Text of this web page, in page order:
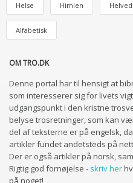
Helse Himlen
Alfabetisk
OM TRO.DK
Denne portal har til hensigt at
som interesserer sig for livets
udgangspunkt i den kristne
belyse trosretninger, som kan
del af teksterne er på engelsk,
artikler fundet andetsteds på
Der er også artikler på norsk,
Rigtig god fornøjelse - skriv her
på noget!